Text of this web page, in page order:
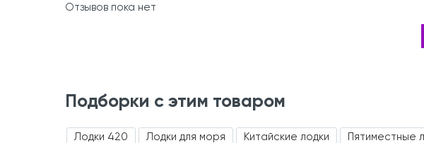
Отзывов пока нет
Подборки с этим товаром
Лодки 420 Лодки для моря Китайские лодки Пятиместные